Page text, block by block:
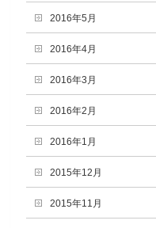
2016年5月
2016年4月
2016年3月
2016年2月
2016年1月
2015年12月
2015年11月